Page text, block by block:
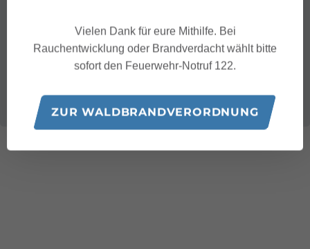
Vielen Dank für eure Mithilfe. Bei
Rauchentwicklung oder Brandverdacht wählt bitte
sofort den Feuerwehr-Notruf 122.
ZUR WALDBRANDVERORDNUNG